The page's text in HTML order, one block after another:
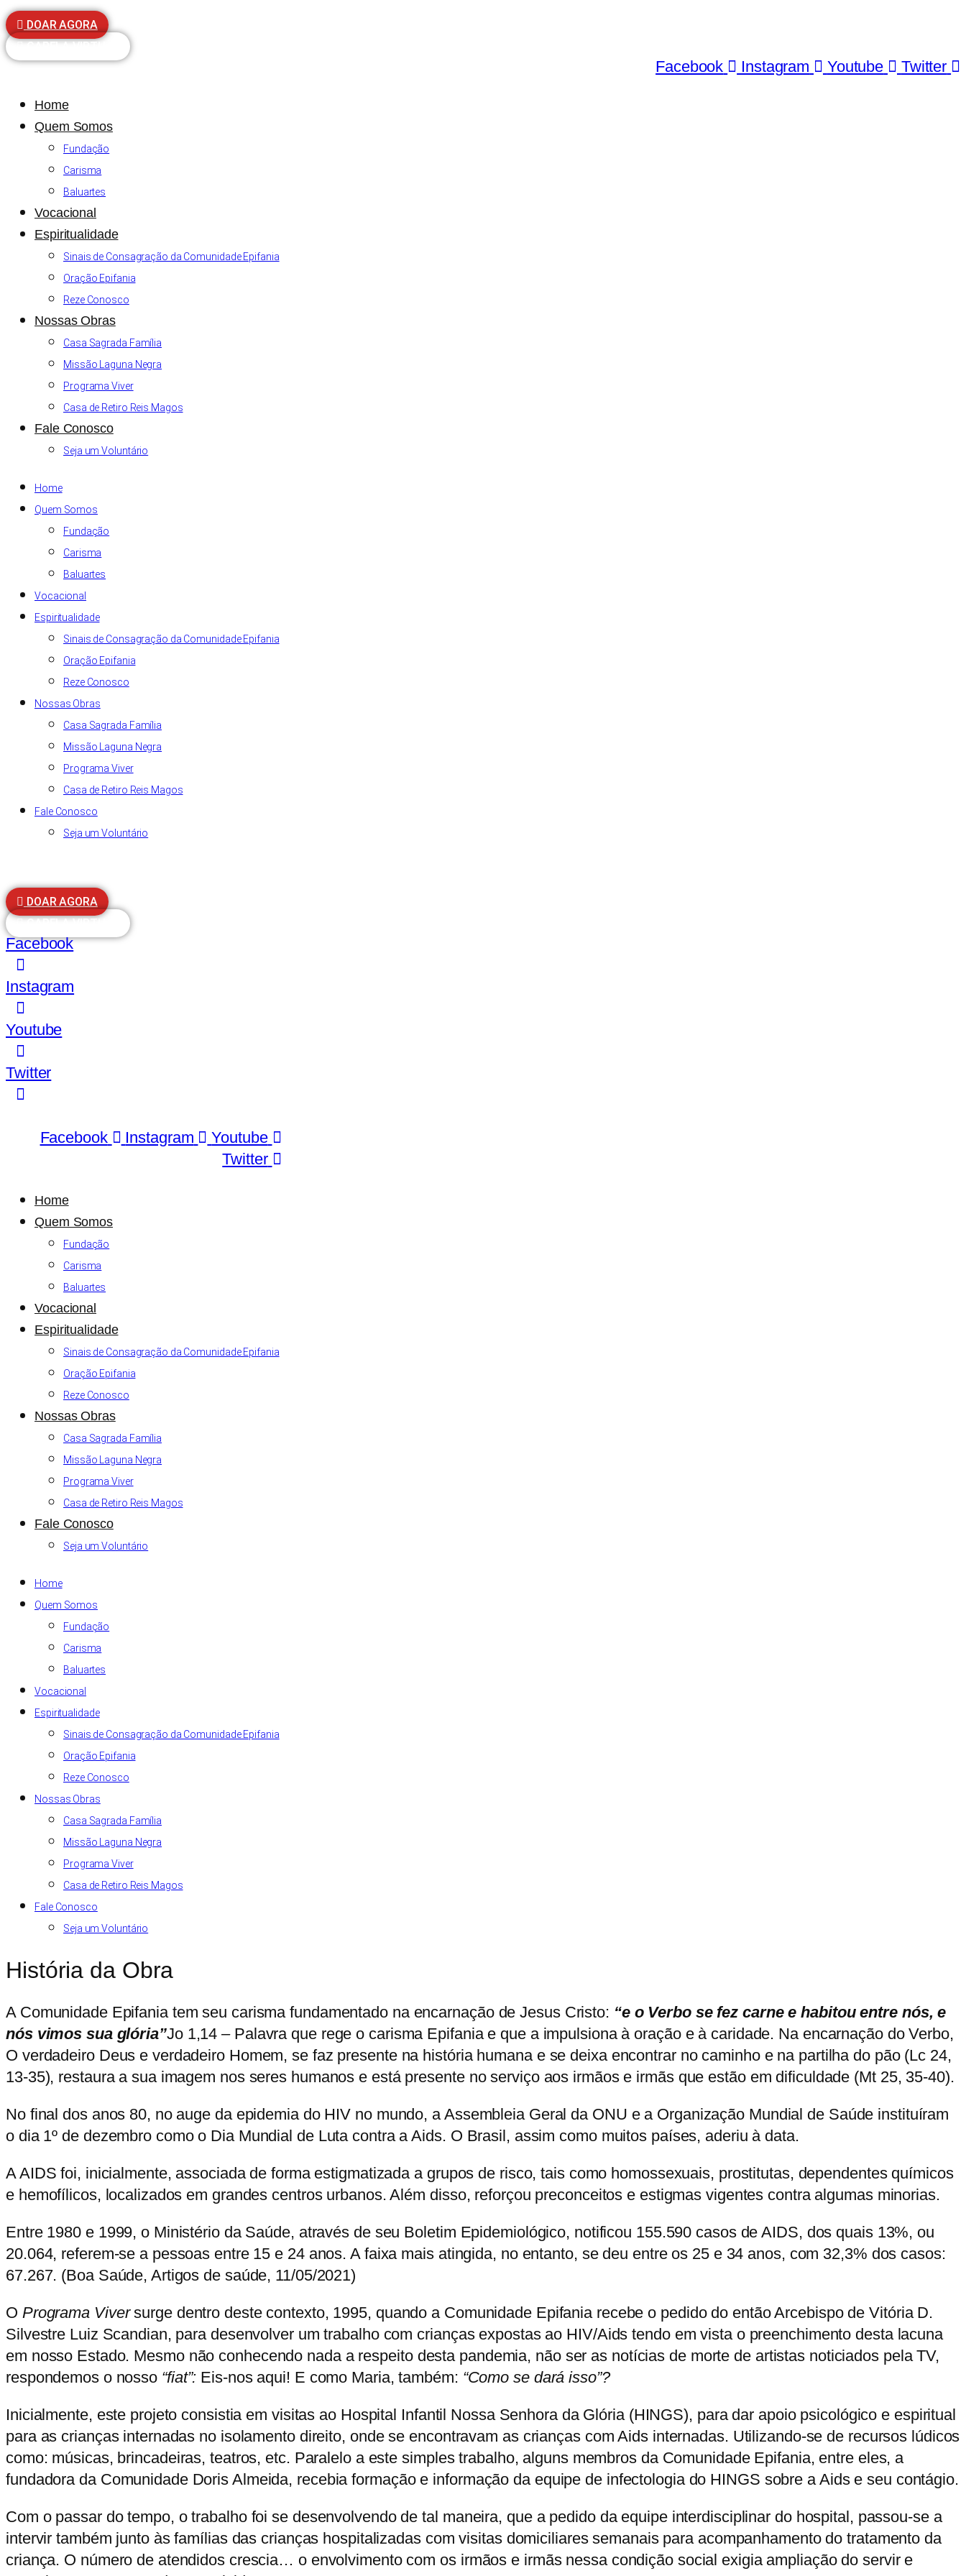
DOAR AGORA
CAPELA VIRTUAL
Facebook Instagram Youtube Twitter
Home
Quem Somos
Fundação
Carisma
Baluartes
Vocacional
Espiritualidade
Sinais de Consagração da Comunidade Epifania
Oração Epifania
Reze Conosco
Nossas Obras
Casa Sagrada Família
Missão Laguna Negra
Programa Viver
Casa de Retiro Reis Magos
Fale Conosco
Seja um Voluntário
Home
Quem Somos
Fundação
Carisma
Baluartes
Vocacional
Espiritualidade
Sinais de Consagração da Comunidade Epifania
Oração Epifania
Reze Conosco
Nossas Obras
Casa Sagrada Família
Missão Laguna Negra
Programa Viver
Casa de Retiro Reis Magos
Fale Conosco
Seja um Voluntário
DOAR AGORA
CAPELA VIRTUAL
Facebook
Instagram
Youtube
Twitter
Facebook Instagram
Youtube
Twitter
Home
Quem Somos
Fundação
Carisma
Baluartes
Vocacional
Espiritualidade
Sinais de Consagração da Comunidade Epifania
Oração Epifania
Reze Conosco
Nossas Obras
Casa Sagrada Família
Missão Laguna Negra
Programa Viver
Casa de Retiro Reis Magos
Fale Conosco
Seja um Voluntário
Home
Quem Somos
Fundação
Carisma
Baluartes
Vocacional
Espiritualidade
Sinais de Consagração da Comunidade Epifania
Oração Epifania
Reze Conosco
Nossas Obras
Casa Sagrada Família
Missão Laguna Negra
Programa Viver
Casa de Retiro Reis Magos
Fale Conosco
Seja um Voluntário
História da Obra
A Comunidade Epifania tem seu carisma fundamentado na encarnação de Jesus Cristo: “e o Verbo se fez carne e habitou entre nós, e
nós vimos sua glória”Jo 1,14– Palavra que rege o carisma Epifania e que a impulsiona à oração e à caridade. Na encarnação do Verbo,
O verdadeiro Deus e verdadeiro Homem, se faz presente na história humana e se deixa encontrar no caminho e na partilha do pão (Lc 24,
13-35), restaura a sua imagem nos seres humanos e está presente no serviço aos irmãos e irmãs que estão em dificuldade (Mt 25, 35-40).
No final dos anos 80, no auge da epidemia do HIV no mundo, a Assembleia Geral da ONU e a Organização Mundial de Saúde instituíram
o dia 1º de dezembro como o Dia Mundial de Luta contra a Aids. O Brasil, assim como muitos países, aderiu à data.
A AIDS foi, inicialmente, associada de forma estigmatizada a grupos de risco, tais como homossexuais, prostitutas, dependentes químicos
e hemofílicos, localizados em grandes centros urbanos. Além disso, reforçou preconceitos e estigmas vigentes contra algumas minorias.
Entre 1980 e 1999, o Ministério da Saúde, através de seu Boletim Epidemiológico, notificou 155.590 casos de AIDS, dos quais 13%, ou
20.064, referem-se a pessoas entre 15 e 24 anos. A faixa mais atingida, no entanto, se deu entre os 25 e 34 anos, com 32,3% dos casos:
67.267. (Boa Saúde, Artigos de saúde, 11/05/2021)
O Programa Viversurge dentro deste contexto, 1995, quando a Comunidade Epifania recebe o pedido do então Arcebispo de Vitória D.
Silvestre Luiz Scandian, para desenvolver um trabalho com crianças expostas ao HIV/Aids tendo em vista o preenchimento desta lacuna
em nosso Estado. Mesmo não conhecendo nada a respeito desta pandemia, não ser as notícias de morte de artistas noticiados pela TV,
respondemos o nosso “fiat”: Eis-nos aqui! E como Maria, também: “Como se dará isso”?
Inicialmente, este projeto consistia em visitas ao Hospital Infantil Nossa Senhora da Glória (HINGS), para dar apoio psicológico e espiritual
para as crianças internadas no isolamento direito, onde se encontravam as crianças com Aids internadas. Utilizando-se de recursos lúdicos
como: músicas, brincadeiras, teatros, etc. Paralelo a este simples trabalho, alguns membros da Comunidade Epifania, entre eles, a
fundadora da Comunidade Doris Almeida, recebia formação e informação da equipe de infectologia do HINGS sobre a Aids e seu contágio.
Com o passar do tempo, o trabalho foi se desenvolvendo de tal maneira, que a pedido da equipe interdisciplinar do hospital, passou-se a
intervir também junto às famílias das crianças hospitalizadas com visitas domiciliares semanais para acompanhamento do tratamento da
criança. O número de atendidos crescia… o envolvimento com os irmãos e irmãs nessa condição social exigia ampliação do servir e